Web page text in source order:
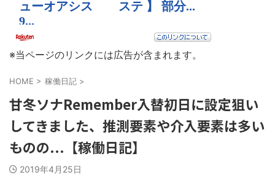
※当ページのリンクには広告が含まれます。
HOME > 稼働日記 >
甘冬ソナRemember入替初日に設定狙い
してきました、推測要素や介入要素は多い
ものの...【稼働日記】
2019年4月25日